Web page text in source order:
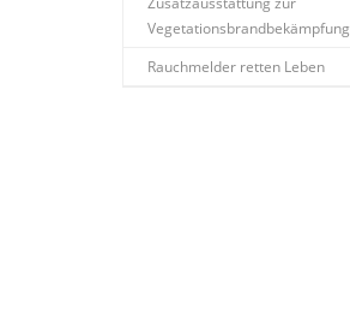
Vegetationsbrandbekämpfung
Rauchmelder retten Leben